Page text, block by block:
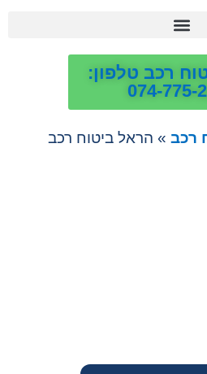
רכב טלפון:
074-775-
רכב » הראל ביטוח רכב